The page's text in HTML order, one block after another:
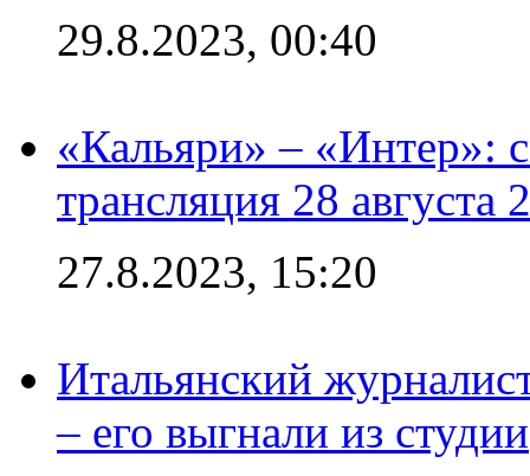
29.8.2023, 00:40
«Кальяри» – «Интер»:
трансляция 28 августа
27.8.2023, 15:20
Итальянский
– его выгнали из студии